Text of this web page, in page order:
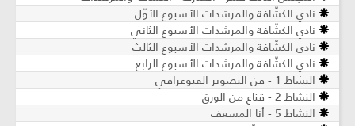
نادي الكشّافة والمرشدات الأسبوع الأوّل
نادي الكشّافة والمرشدات الأسبوع الثاني
نادي الكشّافة والمرشدات الأسبوع الثالث
نادي الكشّافة والمرشدات الأسبوع الرابع
النشاط 1 - فن التصوير الفتوغرافي
النشاط 2 - قناع من الورق
النشاط 5 - أنا المسعف